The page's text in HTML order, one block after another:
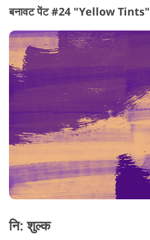
बनावट पेंट #24 "Yellow Tints"
नि: शुल्क